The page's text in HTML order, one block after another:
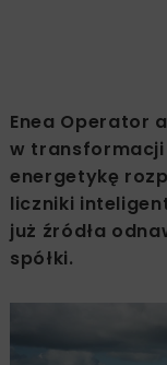
Enea Operator
w transformacji
energetykę
liczniki
już źródła
spółki.